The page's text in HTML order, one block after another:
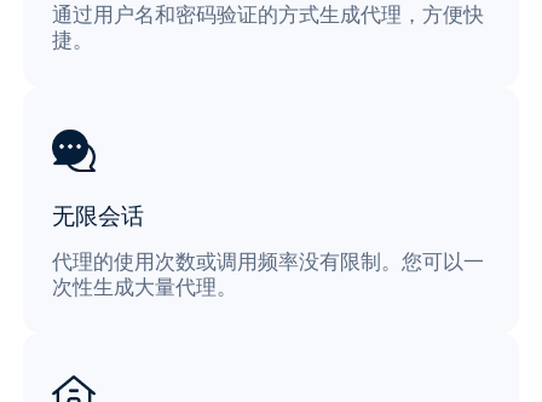
通过用户名和密码验证的方式生成代理，方便快
捷。
无限会话
代理的使用次数或调用频率没有限制。您可以一
次性生成大量代理。